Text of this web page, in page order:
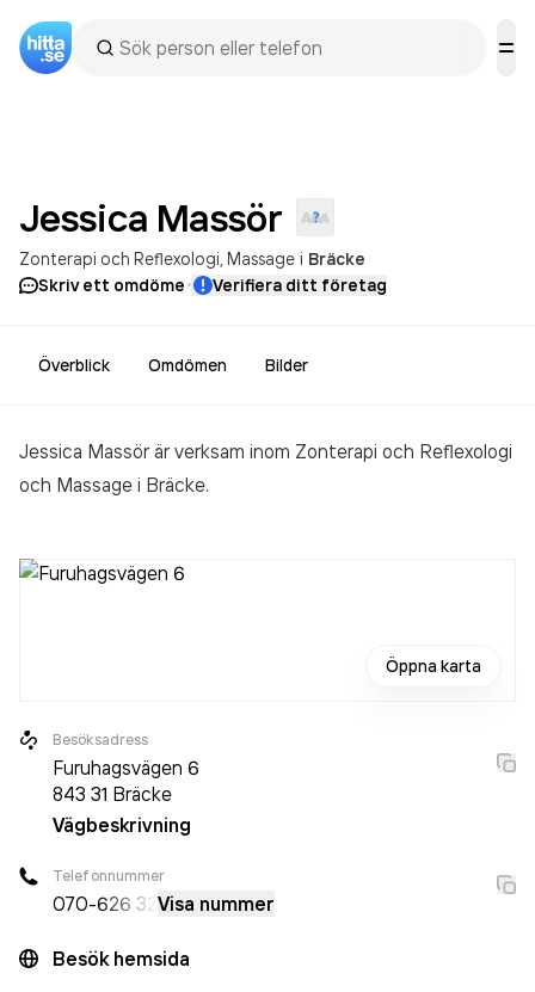
Jessica Massör
Zonterapi och Reflexologi Massage i Bräcke
Skriv ett omdöme· Verifiera ditt företag
Överblick Omdömen Bilder
Jessica Massör är verksam inom Zonterapi och Reflexologi
och Massage i Bräcke.
Öppna karta
Besöksadress
Furuhagsvägen 6
843 31 Bräcke
Vägbeskrivning
Telefonnummer
070-626 32 Visa nummer
Besök hemsida